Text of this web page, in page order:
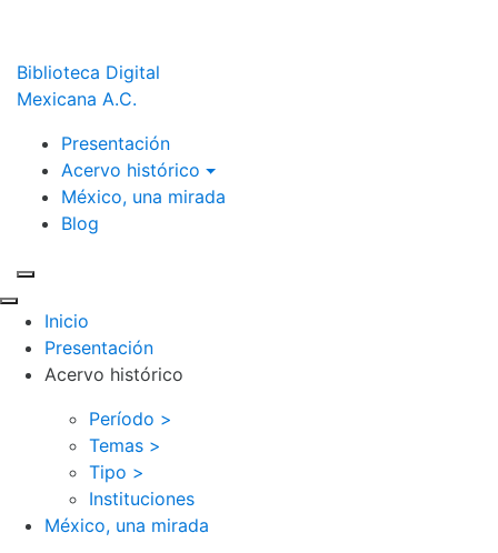
Biblioteca Digital
Mexicana A.C.
Presentación
Acervo histórico
México, una mirada
Blog
Inicio
Presentación
Acervo histórico
Período >
Temas >
Tipo >
Instituciones
México, una mirada